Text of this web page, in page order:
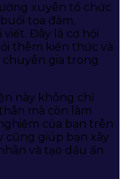
xuyên tổ chức
tọa đàm,
Đây là cơ hội
thêm kiến thức và
gia trong
này không chỉ
mà còn làm
của bạn trên
cũng giúp bạn xây
và tạo dấu ấn